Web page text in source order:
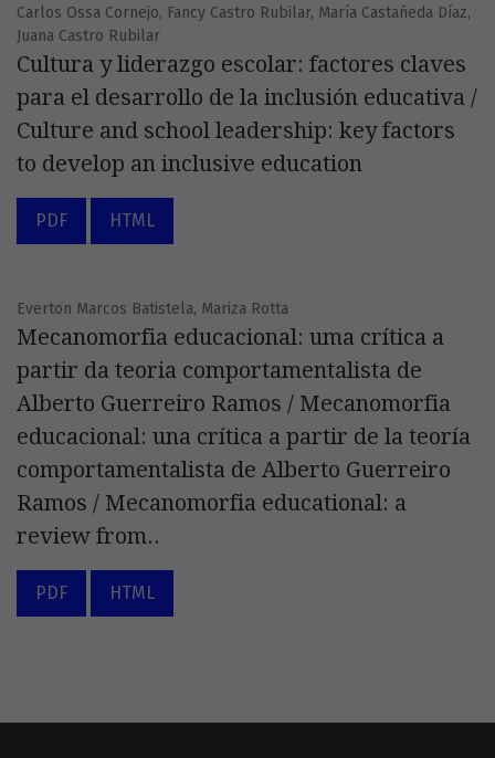
Carlos Ossa Cornejo, Fancy Castro Rubilar, María Castañeda Díaz,
Juana Castro Rubilar
Cultura y liderazgo escolar: factores claves
para el desarrollo de la inclusión educativa /
Culture and school leadership: key factors
to develop an inclusive education
PDF HTML
Everton Marcos Batistela, Mariza Rotta
Mecanomorfia educacional: uma crítica a
partir da teoria comportamentalista de
Alberto Guerreiro Ramos / Mecanomorfia
educacional: una crítica a partir de la teoría
comportamentalista de Alberto Guerreiro
Ramos / Mecanomorfia educational: a
review from..
PDF HTML